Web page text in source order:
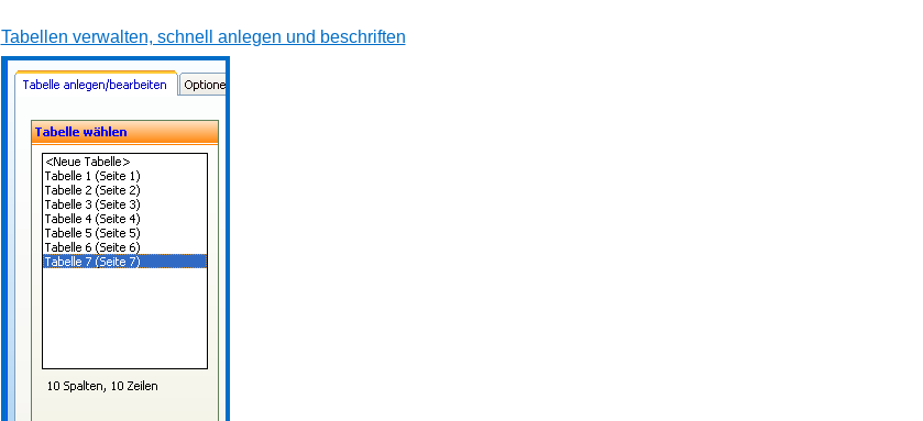
Tabellen verwalten, schnell anlegen und beschriften